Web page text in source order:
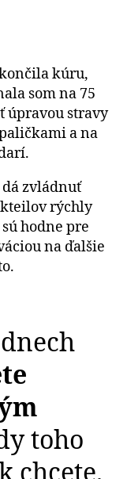
kúru,
som na 75
úpravou stravy
a na
zvládnuť
rýchly
hodne pre
na ďalšie
toho